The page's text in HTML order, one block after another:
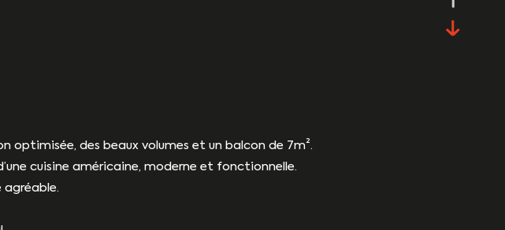
optimisée, des beaux volumes et un balcon de 7m².
cuisine américaine, moderne et fonctionnelle.
agréable.